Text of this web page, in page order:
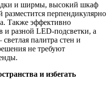
и ширмы, высокий шкаф
перпендикулярно
Также эффективно
и разной LED-подсветки, а
палитра стен и
не требуют
и избегать